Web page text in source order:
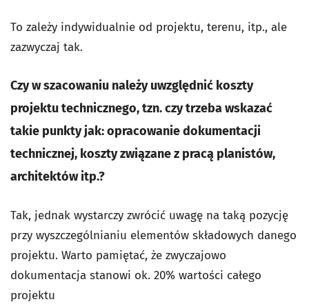
To zależy indywidualnie od projektu, terenu, itp., ale
zazwyczaj tak.
Czy w szacowaniu należy uwzględnić koszty
projektu technicznego, tzn. czy trzeba wskazać
takie punkty jak: opracowanie dokumentacji
technicznej, koszty związane z pracą planistów,
architektów itp.?
Tak, jednak wystarczy zwrócić uwagę na taką pozycję
przy wyszczególnianiu elementów składowych danego
projektu. Warto pamiętać, że zwyczajowo
dokumentacja stanowi ok. 20% wartości całego
projektu